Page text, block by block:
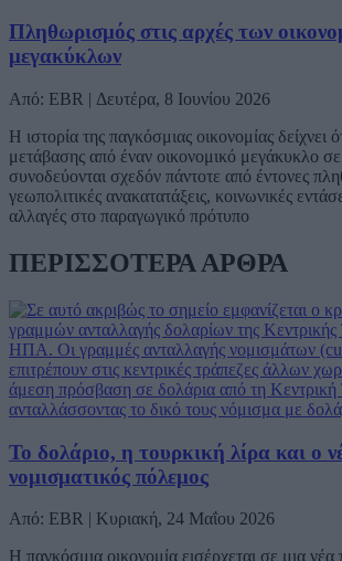
Πληθωρισμός στις αρχές των
μεγακύκλων
Από: EBR | Δευτέρα, 8 Ιουνίου 2026
Η ιστορία της παγκόσμιας οικονομίας δείχνει
μετάβασης από έναν οικονομικό μεγάκυκλο
συνοδεύονται σχεδόν πάντοτε από έντονες
γεωπολιτικές ανακατατάξεις, κοινωνικές
αλλαγές στο παραγωγικό πρότυπο
ΠΕΡΙΣΣΟΤΕΡΑ ΑΡΘΡΑ
Το δολάριο, η τουρκική λίρα και ο
νομισματικός πόλεμος
Από: EBR | Κυριακή, 24 Μαΐου 2026
Η παγκόσμια οικονομία εισέρχεται σε μια νέα